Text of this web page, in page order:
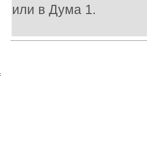
или в Дума 1.